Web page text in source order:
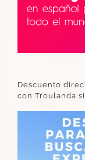
Descuento
con Troulanda